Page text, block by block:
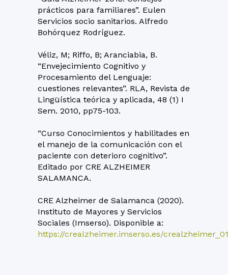
prácticos para familiares”. Eulen
Servicios socio sanitarios. Alfredo
Bohórquez Rodríguez.
Véliz, M; Riffo, B; Aranciabia, B.
“Envejecimiento Cognitivo y
Procesamiento del Lenguaje:
cuestiones relevantes”. RLA, Revista de
Lingüística teórica y aplicada, 48 (1) I
Sem. 2010, pp75-103.
“Curso Conocimientos y habilitades en
el manejo de la comunicación con el
paciente con deterioro cognitivo”.
Editado por CRE ALZHEIMER
SALAMANCA.
CRE Alzheimer de Salamanca (2020).
Instituto de Mayores y Servicios
Sociales (Imserso). Disponible a:
https://crealzheimer.imserso.es/